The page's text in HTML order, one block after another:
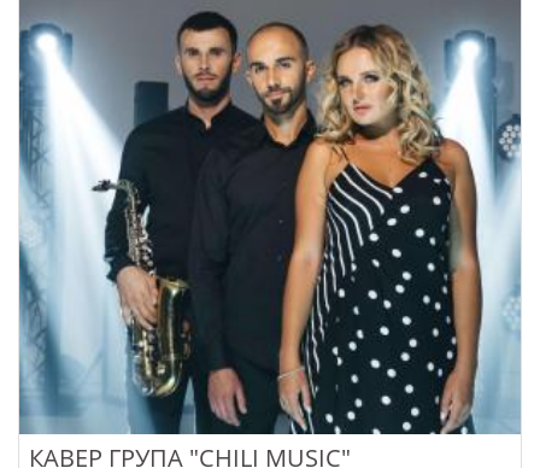
КАВЕР ГРУПА "CHILI MUSIC"